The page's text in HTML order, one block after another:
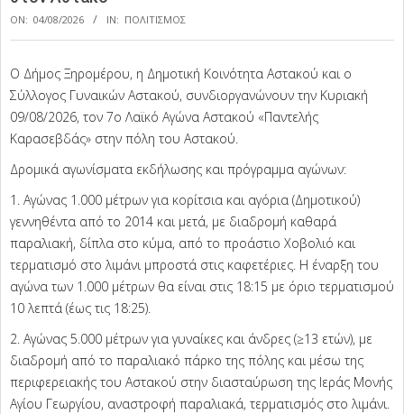
ON: 04/08/2026 IN: ΠΟΛΙΤΙΣΜΟΣ
Ο Δήμος Ξηρομέρου, η Δημοτική Κοινότητα Αστακού και ο
Σύλλογος Γυναικών Αστακού, συνδιοργανώνουν την Κυριακή
09/08/2026, τον 7ο Λαϊκό Αγώνα Αστακού «Παντελής
Καρασεβδάς» στην πόλη του Αστακού.
Δρομικά αγωνίσματα εκδήλωσης και πρόγραμμα αγώνων:
1. Αγώνας 1.000 μέτρων για κορίτσια και αγόρια (Δημοτικού)
γεννηθέντα από το 2014 και μετά, με διαδρομή καθαρά
παραλιακή, δίπλα στο κύμα, από το προάστιο Χοβολιό και
τερματισμό στο λιμάνι μπροστά στις καφετέριες. Η έναρξη του
αγώνα των 1.000 μέτρων θα είναι στις 18:15 με όριο τερματισμού
10 λεπτά (έως τις 18:25).
2. Αγώνας 5.000 μέτρων για γυναίκες και άνδρες (≥13 ετών), με
διαδρομή από το παραλιακό πάρκο της πόλης και μέσω της
περιφερειακής του Αστακού στην διασταύρωση της Ιεράς Μονής
Αγίου Γεωργίου, αναστροφή παραλιακά, τερματισμός στο λιμάνι.